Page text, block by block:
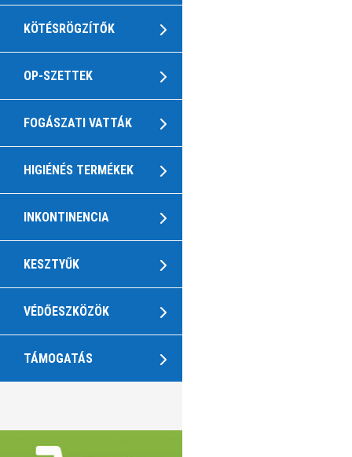
KÖTÉSRÖGZÍTŐK
OP-SZETTEK
FOGÁSZATI VATTÁK
HIGIÉNÉS TERMÉKEK
INKONTINENCIA
KESZTYŰK
VÉDŐESZKÖZÖK
TÁMOGATÁS